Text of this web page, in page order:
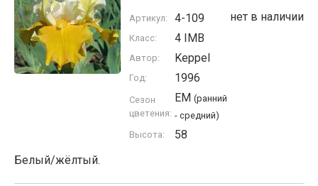
нет в наличии
Артикул: 4-109
Класс: 4 IMB
Автор: Keppel
Год: 1996
Сезон
цветения:
EM (ранний
- средний)
Высота:
58
Белый/жёлтый.